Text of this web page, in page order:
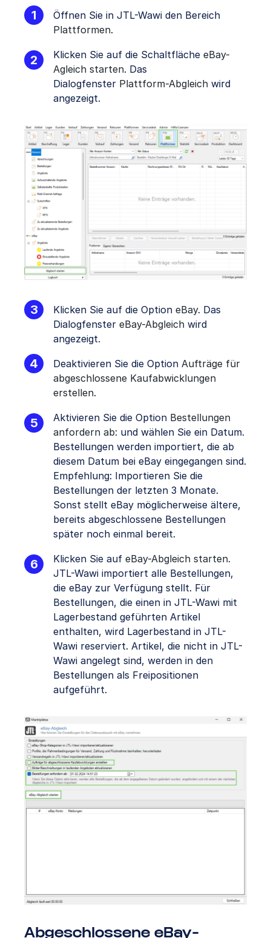
Öffnen Sie in JTL-Wawi den Bereich
Plattformen.
Klicken Sie auf die Schaltfläche eBay-
Agleich starten. Das
Dialogfenster Plattform-Abgleich wird
angezeigt.
Klicken Sie auf die Option eBay. Das
Dialogfenster eBay-Abgleich wird
angezeigt.
Deaktivieren Sie die Option Aufträge für
abgeschlossene Kaufabwicklungen
erstellen.
Aktivieren Sie die Option Bestellungen
anfordern ab: und wählen Sie ein Datum.
Bestellungen werden importiert, die ab
diesem Datum bei eBay eingegangen sind.
Empfehlung: Importieren Sie die
Bestellungen der letzten 3 Monate.
Sonst stellt eBay möglicherweise ältere,
bereits abgeschlossene Bestellungen
später noch einmal bereit.
Klicken Sie auf eBay-Abgleich starten.
JTL-Wawi importiert alle Bestellungen,
die eBay zur Verfügung stellt. Für
Bestellungen, die einen in JTL-Wawi mit
Lagerbestand geführten Artikel
enthalten, wird Lagerbestand in JTL-
Wawi reserviert. Artikel, die nicht in JTL-
Wawi angelegt sind, werden in den
Bestellungen als Freipositionen
aufgeführt.
Abgeschlossene eBay-